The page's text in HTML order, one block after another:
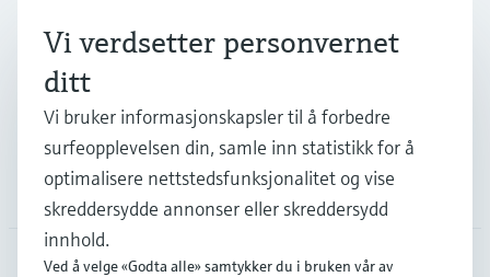
Industrier
Kundestøtte
Selskapet
Vi verdsetter personvernet
ditt
Vi bruker informasjonskapsler til å forbedre
surfeopplevelsen din, samle inn statistikk for å
optimalisere nettstedsfunksjonalitet og vise
skreddersydde annonser eller skreddersydd
innhold.
Ved å velge «Godta alle» samtykker du i bruken vår av